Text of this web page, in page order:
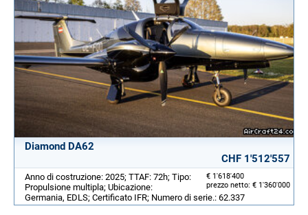
Diamond DA62
CHF 1'512'557
€ 1'618'400
prezzo netto: € 1'360'000
Anno di costruzione: 2025; TTAF: 72h; Tipo:
Propulsione multipla; Ubicazione:
Germania, EDLS; Certificato IFR; Numero di serie.: 62.337